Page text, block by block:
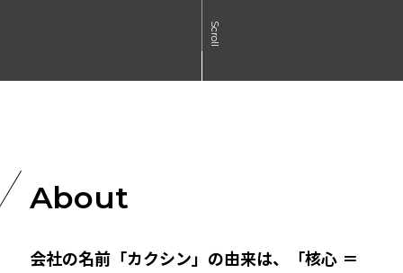
Scroll
About
会社の名前「カクシン」の由来は、「核心 ＝